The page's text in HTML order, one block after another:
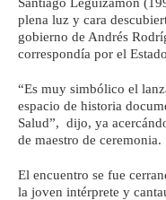
plena luz y cara
gobierno de Andrés
correspondía por el
“Es muy simbólico el
espacio de historia
Salud”, dijo, ya
de maestro de ceremonia.
El encuentro se fue
la joven intérprete y